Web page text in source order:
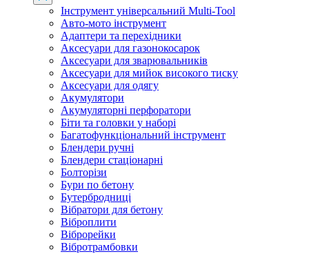
Інструмент універсальний Multi-Tool
Авто-мото інструмент
Адаптери та перехідники
Аксесуари для газонокосарок
Аксесуари для зварювальників
Аксесуари для мийок високого тиску
Аксесуари для одягу
Акумулятори
Акумуляторні перфоратори
Біти та головки у наборі
Багатофункціональний інструмент
Блендери ручні
Блендери стаціонарні
Болторізи
Бури по бетону
Бутербродниці
Вібратори для бетону
Віброплити
Віброрейки
Вібротрамбовки